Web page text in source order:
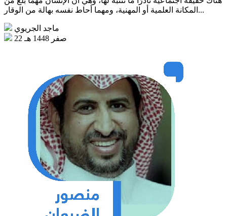
المكانة العلمية أو المهنية، ومهما أحاط نفسه بهالة من الوقار...
ماجد الجريوي
22 صفر 1448 هـ